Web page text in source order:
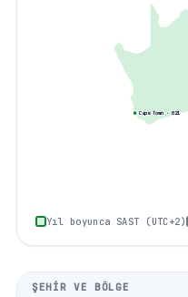
Cape Town· 021
Yıl boyunca SAST (UTC+2)
ŞEHIR VE BÖLGE